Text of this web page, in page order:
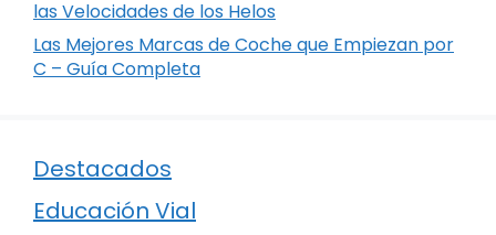
las Velocidades de los Helos
Las Mejores Marcas de Coche que Empiezan por
C – Guía Completa
Destacados
Educación Vial